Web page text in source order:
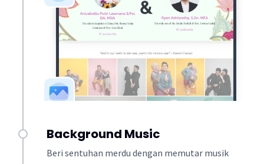
Background Music
Beri sentuhan merdu dengan memutar musik